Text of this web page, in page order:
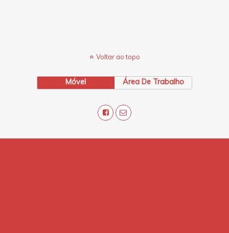
Voltar ao topo
Móvel Área De Trabalho